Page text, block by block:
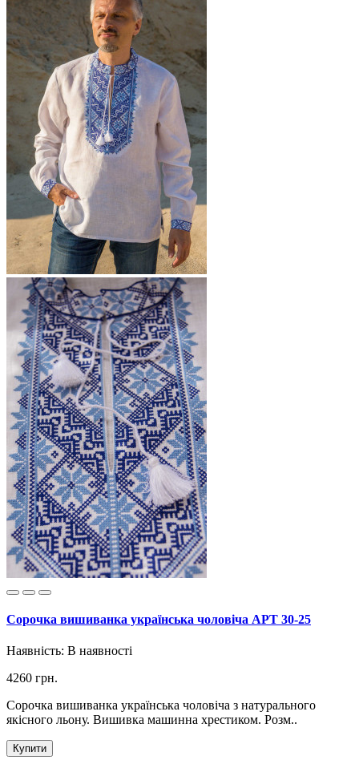
Сорочка вишиванка українська чоловіча АРТ 30-25
Наявність: В наявності
4260 грн.
Сорочка вишиванка українська чоловіча з натурального
якісного льону. Вишивка машинна хрестиком. Розм..
Купити